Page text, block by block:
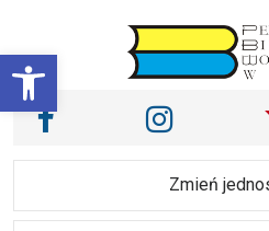
Otwórz pasek
Main Navigation
Nasze media
Facebook Instagram
Zmień